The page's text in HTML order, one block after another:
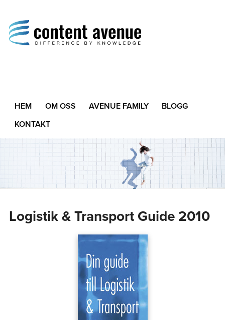
Difference by Knowledge
HEM OM OSS AVENUE FAMILY
BLOGG
KONTAKT
Logistik & Transport Guide 2010